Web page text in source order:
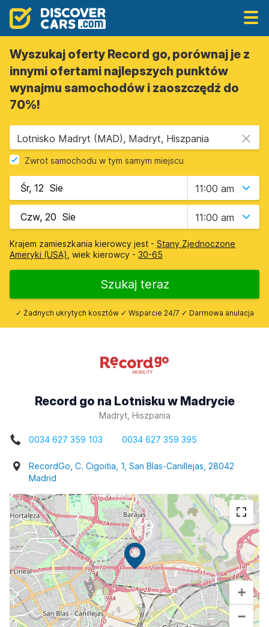
Wyszukaj oferty Record go, porównaj je z
innymi ofertami najlepszych punktów
wynajmu samochodów i zaoszczędź do
70%!
Lotnisko Madryt (MAD), Madryt, Hiszpania
Zwrot samochodu w tym samym miejscu
11:00 am
11:00 am
Krajem zamieszkania kierowcy jest - Stany Zjednoczone
Ameryki (USA) , wiek kierowcy - 30-65
Szukaj teraz
✓ Żadnych ukrytych kosztów ✓ Wsparcie 24/7 ✓ Darmowa anulacja
Record go na Lotnisku w Madrycie
Madryt, Hiszpania
0034 627 359 103 0034 627 359 395
RecordGo, C. Cigoitia, 1, San Blas-Canillejas, 28042
Madrid
+
−